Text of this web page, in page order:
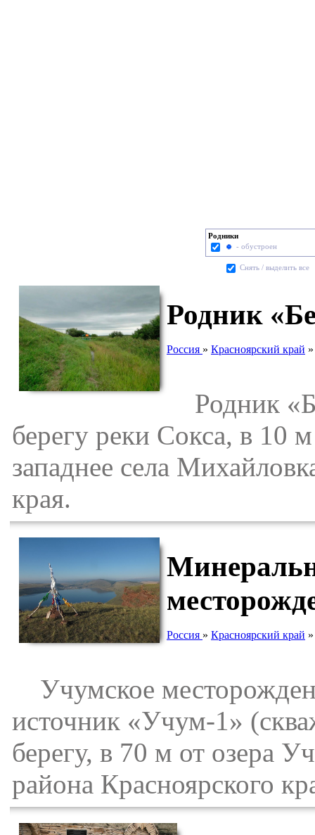
Родники
- обустроен
Cнять / выделить все
Родник
Россия » Красноярский край
Родник
берегу реки Сокса, в 10
западнее села
края.
Россия » Красноярский край
Учумское
источник «Учум-1»
берегу, в 70 м от озера
района Красноярского